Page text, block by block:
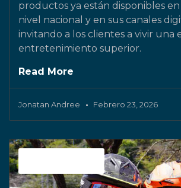
productos ya están disponibles en
nivel nacional y en sus canales
invitando a los clientes a vivir una
entretenimiento superior.
Read More
Jonatan Andree Febrero 23, 2026